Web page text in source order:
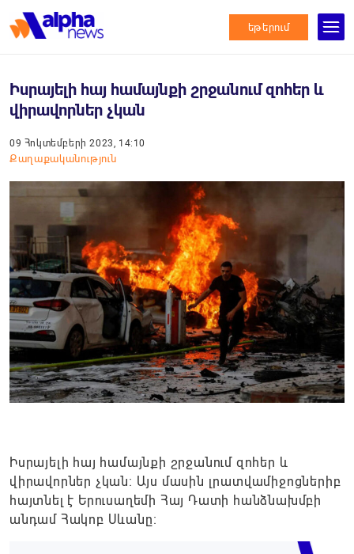
եթերում
Իսրայելի հայ համայնքի շրջանում զոհեր և
վիրավորներ չկան
09 Հոկտեմբերի 2023, 14:10
Քաղաքականություն
Իսրայելի հայ համայնքի շրջանում զոհեր և
վիրավորներ չկան։ Այս մասին լրատվամիջոցներիբ
հայտնել է Երուսաղեմի Հայ Դատի հանձնախմբի
անդամ Հակոբ Սևանը։